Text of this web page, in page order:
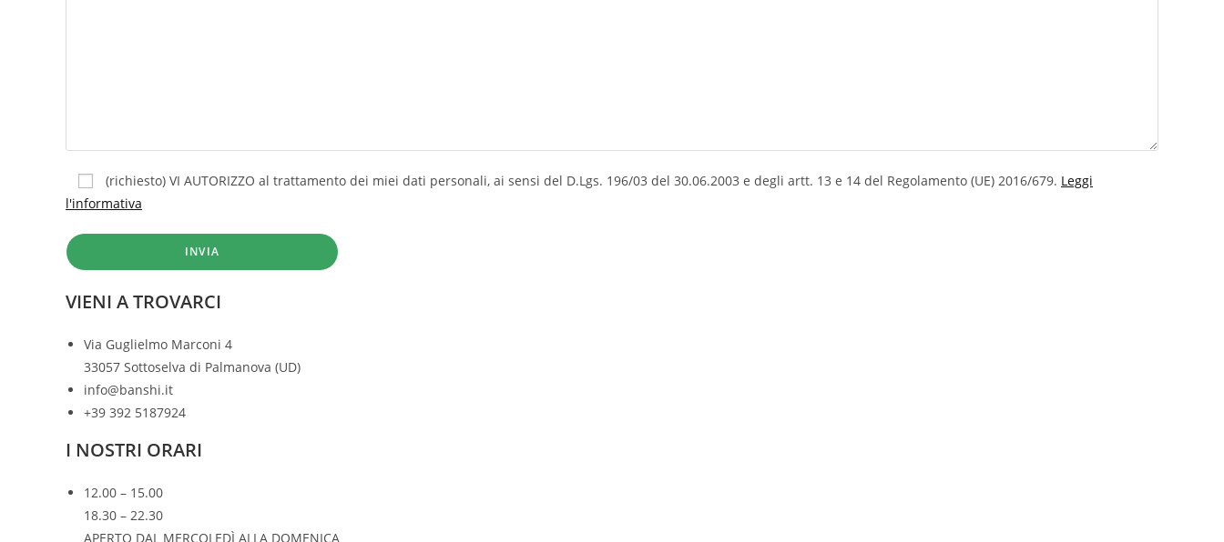
(richiesto) VI AUTORIZZO al trattamento dei miei dati personali, ai sensi del D.Lgs. 196/03 del 30.06.2003 e degli artt. 13 e 14 del Regolamento (UE) 2016/679. Leggi
l'informativa
VIENI A TROVARCI
Via Guglielmo Marconi 4
33057 Sottoselva di Palmanova (UD)
info@banshi.it
+39 392 5187924
I NOSTRI ORARI
12.00 – 15.00
18.30 – 22.30
APERTO DAL MERCOLEDÌ ALLA DOMENICA